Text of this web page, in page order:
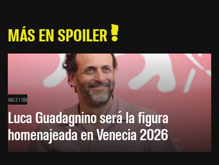
MÁS EN SPOILER
HACE 1 DÍA
Luca Guadagnino será la figura
homenajeada en Venecia 2026